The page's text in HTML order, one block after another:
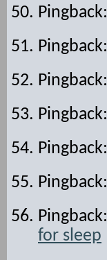
Pingback:
Pingback:
Pingback:
Pingback:
Pingback:
Pingback:
Pingback:
for sleep